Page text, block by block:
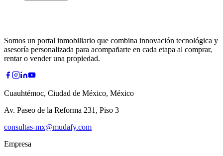
Somos un portal inmobiliario que combina innovación tecnológica y
asesoría personalizada para acompañarte en cada etapa al comprar,
rentar o vender una propiedad.
Cuauhtémoc, Ciudad de México, México
Av. Paseo de la Reforma 231, Piso 3
consultas-mx@mudafy.com
Empresa